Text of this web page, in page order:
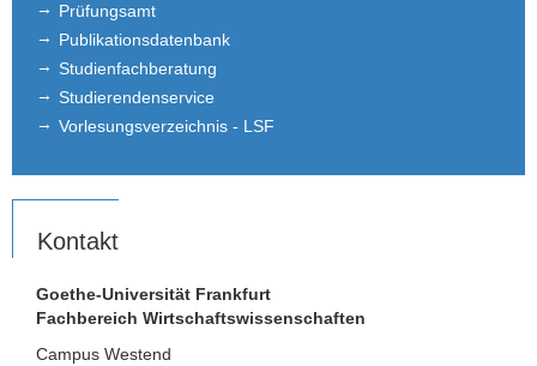
Prüfungsamt
Publikationsdatenbank
Studienfachberatung
Studierendenservice
Vorlesungsverzeichnis - LSF
Kontakt
Goethe-Universität Frankfurt
Fachbereich Wirtschaftswissenschaften
Campus Westend